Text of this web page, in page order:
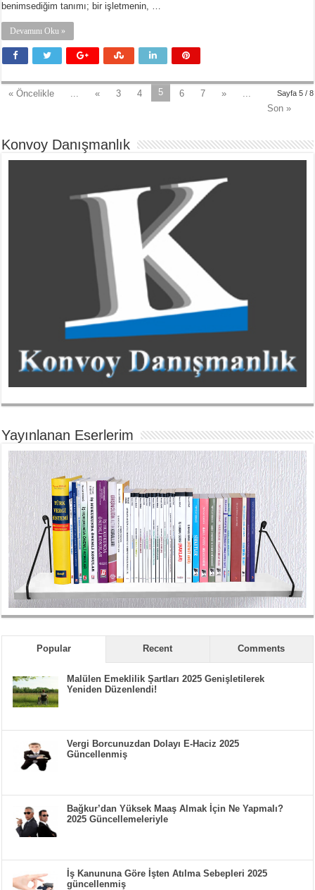
benimsediğim tanımı; bir işletmenin, …
Devamını Oku »
Sayfa 5 / 8
« Öncelikle ... « 3 4 5 6 7 »
...
Son »
Konvoy Danışmanlık
Yayınlanan Eserlerim
Popular Recent Comments
Malülen Emeklilik Şartları 2025 Genişletilerek
Yeniden Düzenlendi!
Vergi Borcunuzdan Dolayı E-Haciz 2025
Güncellenmiş
Bağkur’dan Yüksek Maaş Almak İçin Ne Yapmalı?
2025 Güncellemeleriyle
İş Kanununa Göre İşten Atılma Sebepleri 2025
güncellenmiş